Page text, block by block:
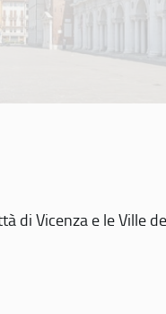
di Vicenza e le Ville